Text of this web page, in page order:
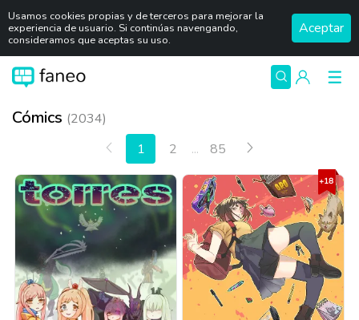
Usamos cookies propias y de terceros para mejorar la
experiencia de usuario. Si continúas navengando,
consideramos que aceptas su uso.
Aceptar
Cómics (2034)
Anterior
1 2 ... 85